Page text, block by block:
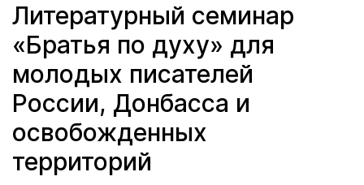
Литературный семинар
«Братья по духу» для
молодых писателей
России, Донбасса и
освобожденных
территорий